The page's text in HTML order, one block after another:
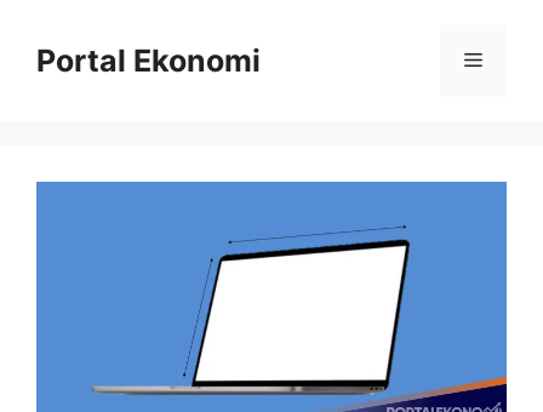
Portal Ekonomi Menu